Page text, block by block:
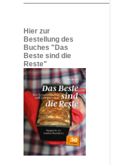
Hier zur
Bestellung des
Buches "Das
Beste sind die
Reste"